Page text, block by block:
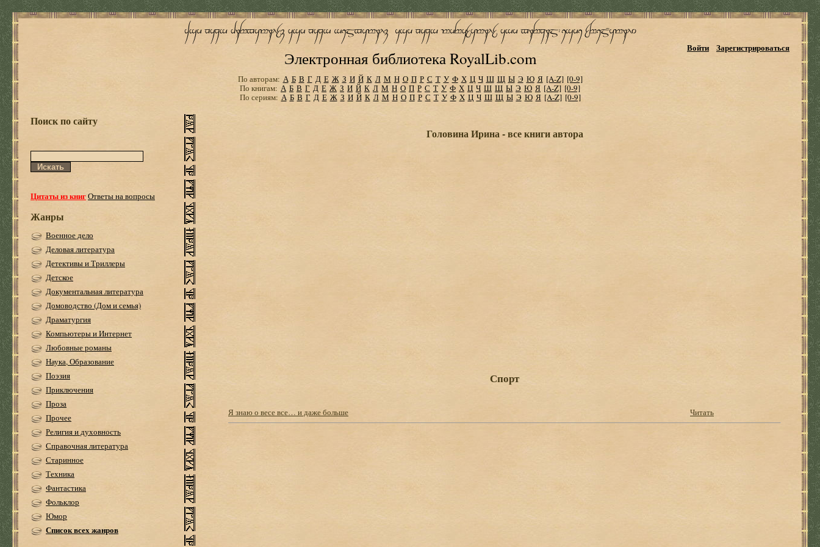
Электронная библиотека RoyalLib.com
Войти Зарегистрироваться
По авторам: А Б В Г Д Е Ж З И Й К Л М Н О П Р С Т У Ф Х Ц Ч Ш Щ Ы Э Ю Я [A-Z] [0-9]
По книгам: А Б В Г Д Е Ж З И Й К Л М Н О П Р С Т У Ф Х Ц Ч Ш Щ Ы Э Ю Я [A-Z] [0-9]
По сериям: А Б В Г Д Е Ж З И Й К Л М Н О П Р С Т У Ф Х Ц Ч Ш Щ Ы Э Ю Я [A-Z] [0-9]
Поиск по сайту
Цитаты из книгОтветы на вопросы
Жанры
Военное дело
Деловая литература
Детективы и Триллеры
Детское
Документальная литература
Домоводство (Дом и семья)
Драматургия
Компьютеры и Интернет
Любовные романы
Наука, Образование
Поэзия
Приключения
Проза
Прочее
Религия и духовность
Справочная литература
Старинное
Техника
Фантастика
Фольклор
Юмор
Список всех жанров
Головина Ирина - все книги автора
Спорт
Я знаю о весе все… и даже больше Читать